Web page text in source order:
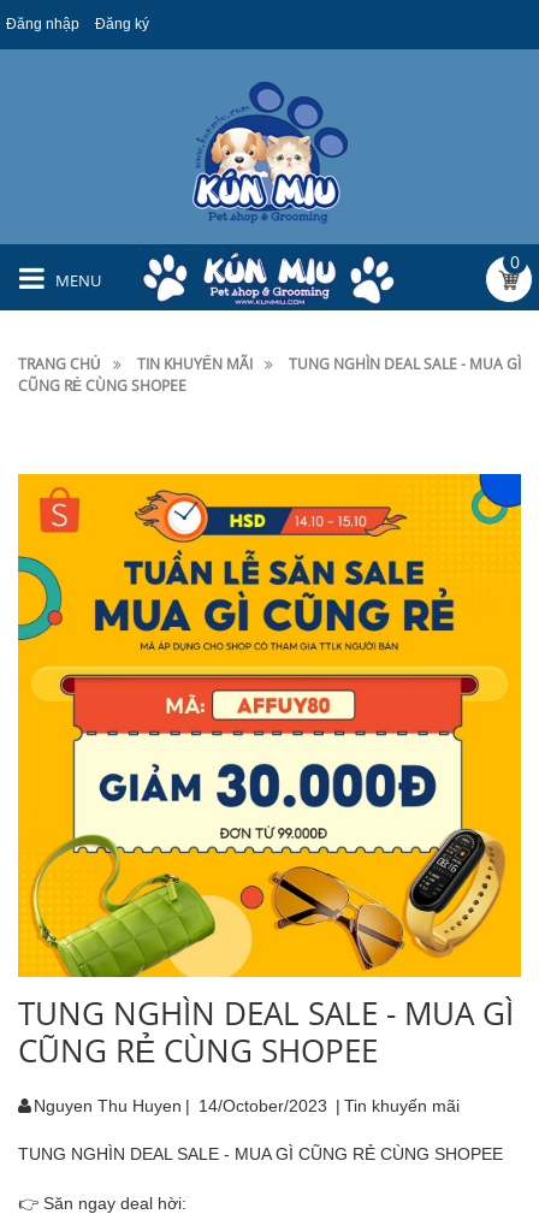
Đăng nhập Đăng ký
MENU
0
TRANG CHỦ TIN KHUYẾN MÃI
TUNG NGHÌN DEAL SALE - MUA GÌ
CŨNG RẺ CÙNG SHOPEE
TUNG NGHÌN DEAL SALE - MUA GÌ
CŨNG RẺ CÙNG SHOPEE
Nguyen Thu Huyen | 14/October/2023 | Tin khuyến mãi
TUNG NGHÌN DEAL SALE - MUA GÌ CŨNG RẺ CÙNG SHOPEE
👉 Săn ngay deal hời: